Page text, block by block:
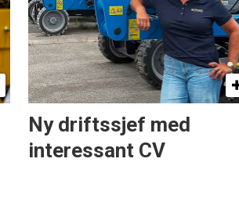
Ny driftssjef med
interessant CV